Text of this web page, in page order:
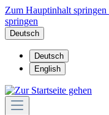
Zum Hauptinhalt springen
springen
Deutsch
Deutsch
English